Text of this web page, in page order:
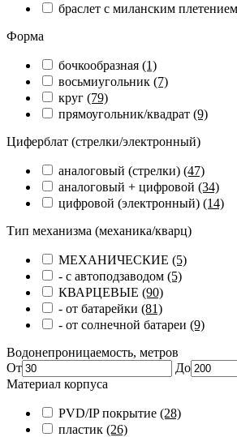
браслет с миланским плетением
Форма
бочкообразная (1)
восьмиугольник (7)
круг (79)
прямоугольник/квадрат (9)
Циферблат (стрелки/электронный)
аналоговый (стрелки) (47)
аналоговый + цифровой (34)
цифровой (электронный) (14)
Тип механизма (механика/кварц)
МЕХАНИЧЕСКИЕ (5)
- с автоподзаводом (5)
КВАРЦЕВЫЕ (90)
- от батарейки (81)
- от солнечной батареи (9)
Водонепроницаемость, метров
От
До
Материал корпуса
PVD/IP покрытие (28)
пластик (26)